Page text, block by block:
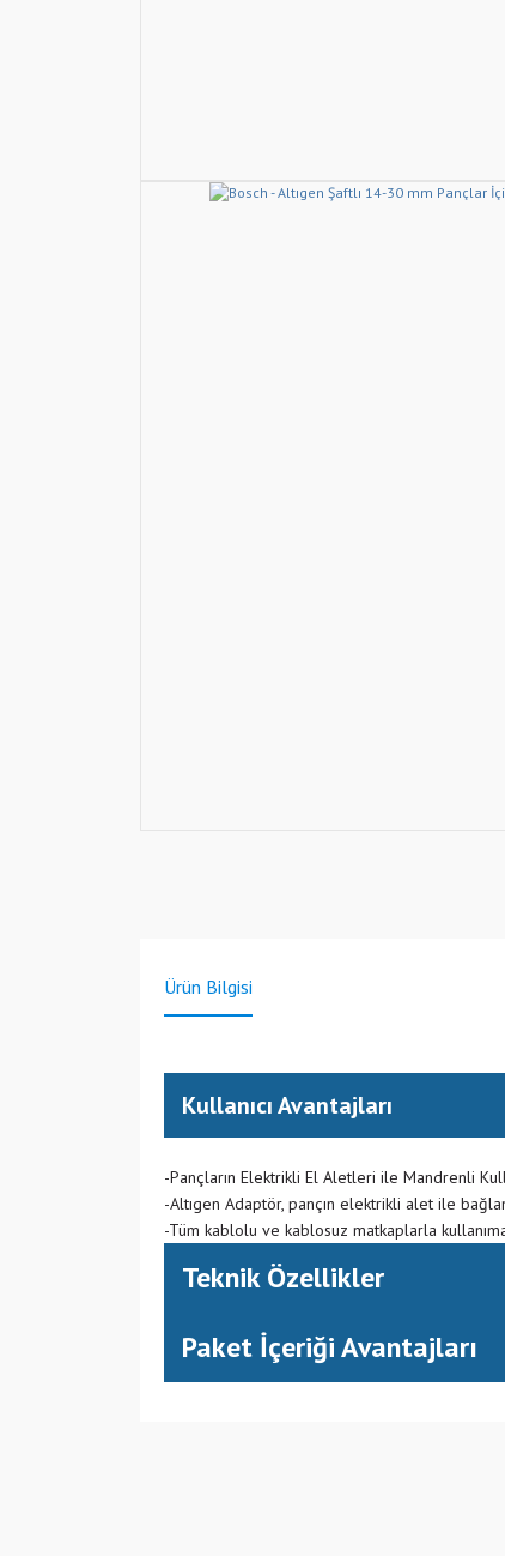
Ürün Bilgisi
Kullanıcı Avantajları
-Pançların Elektrikli El Aletleri ile Mandrenli
-Altıgen Adaptör, pançın elektrikli alet ile
-Tüm kablolu ve kablosuz matkaplarla
Teknik Özellikler
Paket İçeriği Avantajları